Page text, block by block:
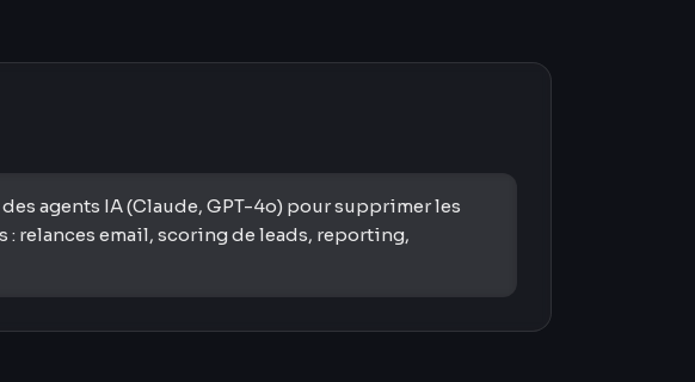
agents IA (Claude, GPT-4o) pour supprimer les
relances email, scoring de leads, reporting,